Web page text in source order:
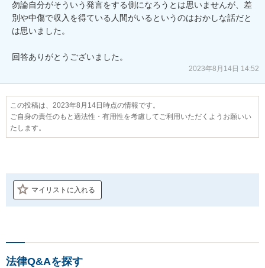
勿論自分がそういう発言をする側になろうとは思いませんが、差
別や中傷で収入を得ている人間がいるというのはおかしな話だと
は思いました。
2023年8月14日 14:52
この投稿は、2023年8月14日時点の情報です。
ご自身の責任のもと適法性・有用性を考慮してご利用いただくようお願いい
たします。
マイリストに入れる
法律Q&Aを探す